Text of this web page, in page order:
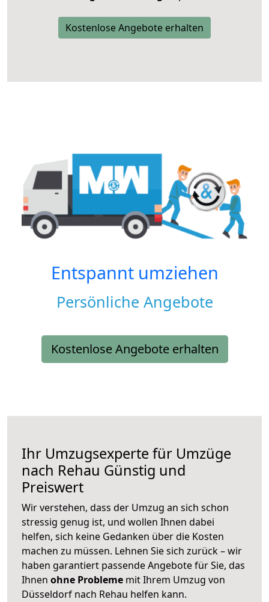
Kostenlose Angebote erhalten
Entspannt umziehen
Persönliche Angebote
Kostenlose Angebote erhalten
Ihr Umzugsexperte für Umzüge
nach Rehau Günstig und
Preiswert
Wir verstehen, dass der Umzug an sich schon
stressig genug ist, und wollen Ihnen dabei
helfen, sich keine Gedanken über die Kosten
machen zu müssen. Lehnen Sie sich zurück – wir
haben garantiert passende Angebote für Sie, das
Ihnen ohne Probleme mit Ihrem Umzug von
Düsseldorf nach Rehau helfen kann.